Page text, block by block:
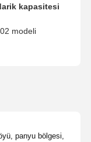
kapasitesi
modeli
panyu bölgesi,